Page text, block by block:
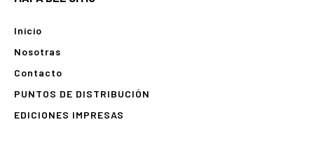
Inicio
Nosotras
Contacto
PUNTOS DE DISTRIBUCIÓN
EDICIONES IMPRESAS